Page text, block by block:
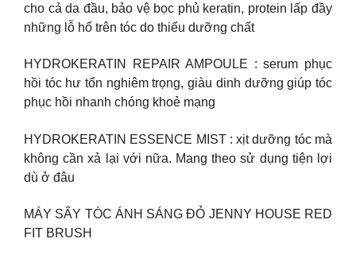
cho cả da đầu, bảo vệ bọc phủ keratin, protein lấp đầy
những lỗ hổ trên tóc do thiếu dưỡng chất
HYDROKERATIN REPAIR AMPOULE : serum phục
hồi tóc hư tổn nghiêm trọng, giàu dinh dưỡng giúp tóc
phục hồi nhanh chóng khoẻ mạng
HYDROKERATIN ESSENCE MIST : xịt dưỡng tóc mà
không cần xả lại với nữa. Mang theo sử dụng tiện lợi
dù ở đâu
MÁY SẤY TÓC ÁNH SÁNG ĐỎ JENNY HOUSE RED
FIT BRUSH